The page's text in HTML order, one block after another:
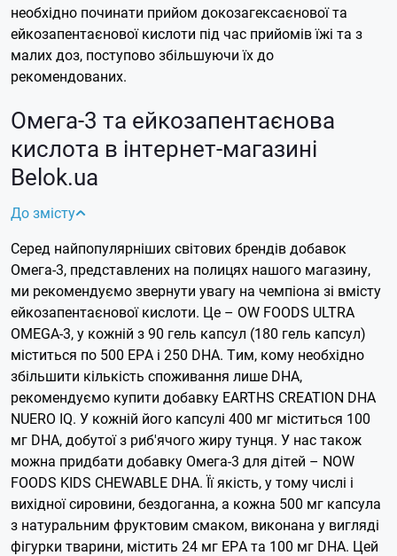
необхідно починати прийом докозагексаєнової та
ейкозапентаєнової кислоти під час прийомів їжі та з
малих доз, поступово збільшуючи їх до
рекомендованих.
Омега-3 та ейкозапентаєнова
кислота в інтернет-магазині
Belok.ua
До змісту
Серед найпопулярніших світових брендів добавок
Омега-3, представлених на полицях нашого магазину,
ми рекомендуємо звернути увагу на чемпіона зі вмісту
ейкозапентаєнової кислоти. Це – OW FOODS ULTRA
OMEGA-3, у кожній з 90 гель капсул (180 гель капсул)
міститься по 500 ЕРА і 250 DHA. Тим, кому необхідно
збільшити кількість споживання лише DHA,
рекомендуємо купити добавку EARTHS CREATION DHA
NUERO IQ. У кожній його капсулі 400 мг міститься 100
мг DHA, добутої з риб'ячого жиру тунця. У нас також
можна придбати добавку Омега-3 для дітей – NOW
FOODS KIDS CHEWABLE DHA. Її якість, у тому числі і
вихідної сировини, бездоганна, а кожна 500 мг капсула
з натуральним фруктовим смаком, виконана у вигляді
фігурки тварини, містить 24 мг ЕРА та 100 мг DHA. Цей